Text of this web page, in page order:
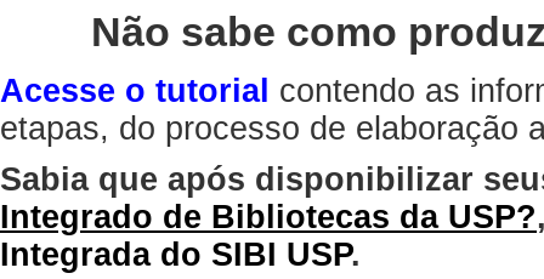
Não sabe como
Acesse o tutorial contendo as
etapas, do processo de elaboração
Sabia que após disponibilizar
Integrado de Bibliotecas da USP?
Integrada do SIBI USP.